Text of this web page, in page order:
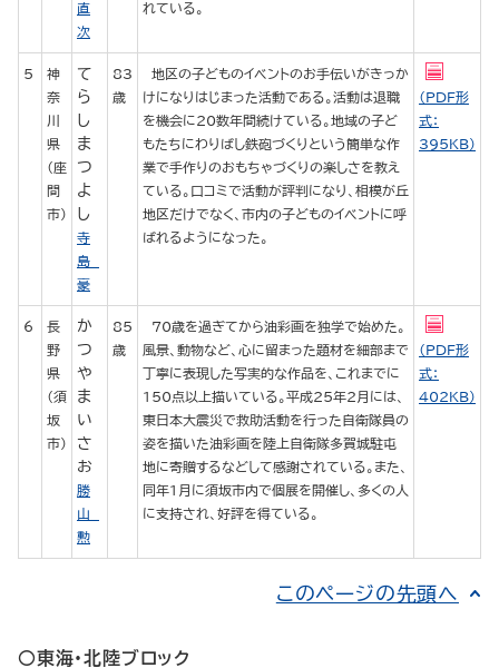
直
次
れている。
5
神
奈
川
県
（座
間
市）
て
ら
し
ま
つ
よ
し
寺
島
豪
83
歳
地区の子どものイベントのお手伝いがきっか
けになりはじまった活動である。活動は退職
を機会に20数年間続けている。地域の子ど
もたちにわりばし鉄砲づくりという簡単な作
業で手作りのおもちゃづくりの楽しさを教え
ている。口コミで活動が評判になり、相模が丘
地区だけでなく、市内の子どものイベントに呼
ばれるようになった。
（PDF形
式：
395KB）
6
長
野
県
（須
坂
市）
か
つ
や
ま
い
さ
お
勝
山
勲
85
歳
70歳を過ぎてから油彩画を独学で始めた。
風景、動物など、心に留まった題材を細部まで
丁寧に表現した写実的な作品を、これまでに
150点以上描いている。平成25年2月には、
東日本大震災で救助活動を行った自衛隊員の
姿を描いた油彩画を陸上自衛隊多賀城駐屯
地に寄贈するなどして感謝されている。また、
同年1月に須坂市内で個展を開催し、多くの人
に支持され、好評を得ている。
（PDF形
式：
402KB）
このページの先頭へ
○東海・北陸ブロック